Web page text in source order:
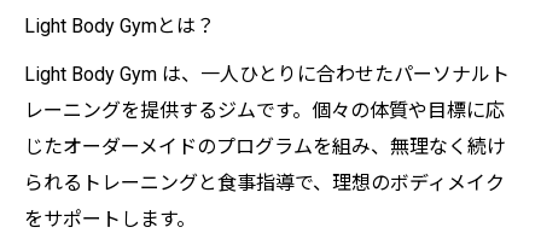
Light Body Gymとは？
Light Body Gym は、一人ひとりに合わせたパーソナルト
レーニングを提供するジムです。個々の体質や目標に応
じたオーダーメイドのプログラムを組み、無理なく続け
られるトレーニングと食事指導で、理想のボディメイク
をサポートします。